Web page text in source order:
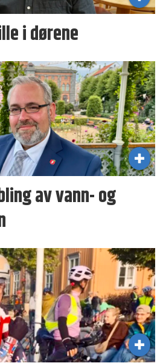
i dørene
av vann- og